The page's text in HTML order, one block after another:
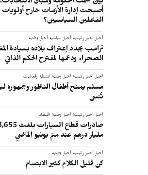
بين صمت الحكومة وسباق
أصبحت إدارة الأزمات خارج أولويات
الفاعلين السياسيين؟
أخبار أخبار رئيسية أخبار سياسية أخبار وطنية
ترامب يجدد إعتراف بلاده بسيادة
الصحراء ودعمها لمقترح الحكم الذاتي
أخبار أخبار رئيسية أخبار وطنية أنشطة وفعاليات
مسلم يمنح أطفال الناظور وجمهوره
تُنسى
أخبار أخبار رئيسية أخبار وطنية اقتصاد
صادرات قطاع السيارات
مليار درهم عند متم يونيو الماضي
أخبار أخبار رئيسية أخبار وطنية
كن قليل الكلام كثير الابتسام